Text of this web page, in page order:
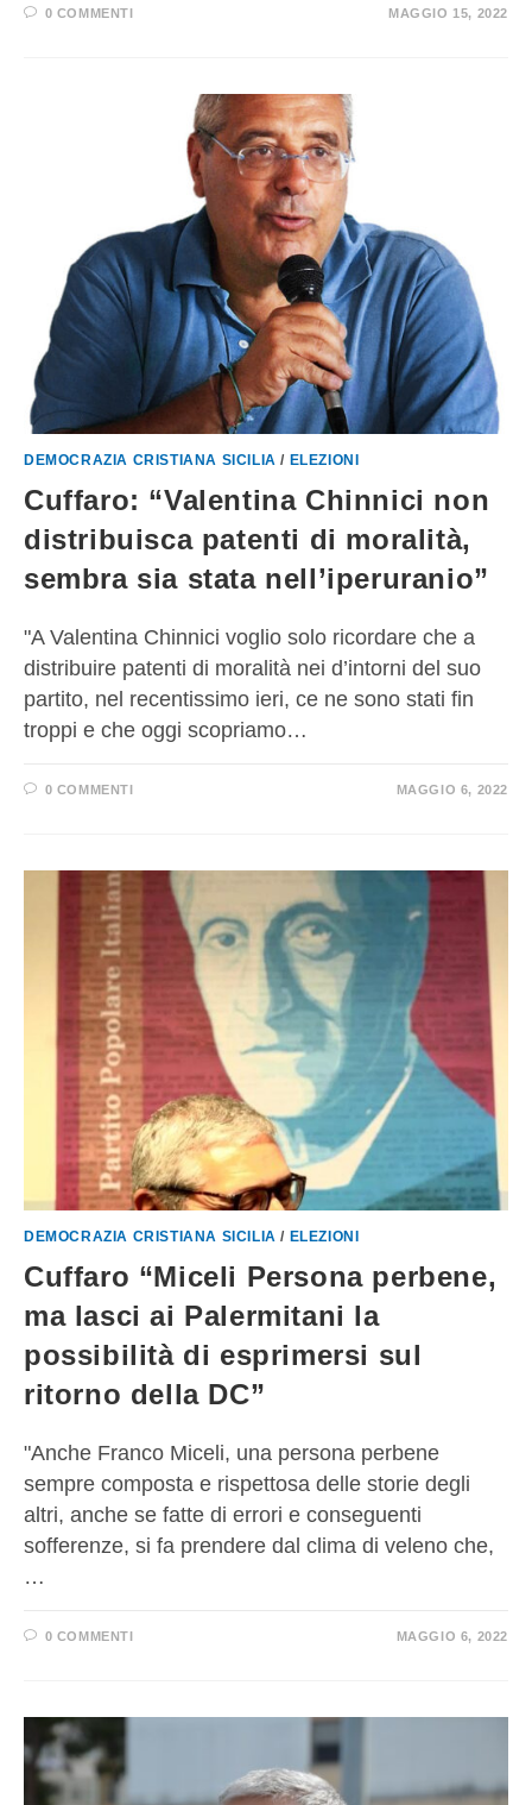
0 COMMENTI MAGGIO 15, 2022
DEMOCRAZIA CRISTIANA SICILIA / ELEZIONI
Cuffaro: “Valentina Chinnici non
distribuisca patenti di moralità,
sembra sia stata nell’iperuranio”
"A Valentina Chinnici voglio solo ricordare che a
distribuire patenti di moralità nei d’intorni del suo
partito, nel recentissimo ieri, ce ne sono stati fin
troppi e che oggi scopriamo…
0 COMMENTI MAGGIO 6, 2022
DEMOCRAZIA CRISTIANA SICILIA / ELEZIONI
Cuffaro “Miceli Persona perbene,
ma lasci ai Palermitani la
possibilità di esprimersi sul
ritorno della DC”
"Anche Franco Miceli, una persona perbene
sempre composta e rispettosa delle storie degli
altri, anche se fatte di errori e conseguenti
sofferenze, si fa prendere dal clima di veleno che,
…
0 COMMENTI MAGGIO 6, 2022